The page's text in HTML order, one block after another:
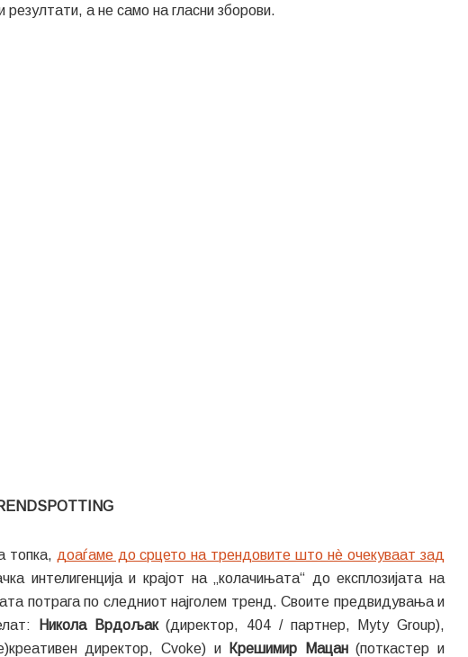
резултати, а не само на гласни зборови.
топка, доаѓаме до срцето на трендовите што нè очекуваат зад
интелигенција и крајот на „колачињата“ до експлозијата на
потрага по следниот најголем тренд. Своите предвидувања и
Никола Врдољак(директор, 404 / партнер, Myty Group),
директор, Cvoke) и Крешимир Мацан(поткастер и